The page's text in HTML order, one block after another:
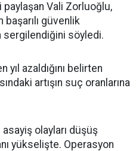
paylaşan Vali Zorluoğlu,
başarılı güvenlik
sergilendiğini söyledi.
yıl azaldığını belirten
artışın suç oranlarına
olayları düşüş
yükselişte. Operasyon